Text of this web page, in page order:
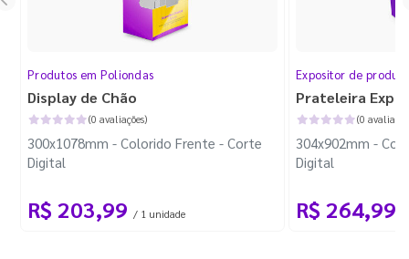
Produtos em Poliondas
Display de Chão
(0 avaliações)
300x1078mm - Colorido Frente - Corte
Digital
R$ 203,99 / 1 unidade
Expositor de
Prateleira
(0
304x902mm -
Digital
R$ 264,99